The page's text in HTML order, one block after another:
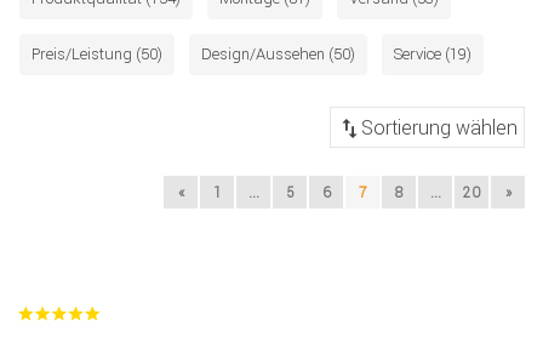
Preis/Leistung (50) Design/Aussehen (50) Service (19)
« 1 ... 5 6 7 8 ... 20 »